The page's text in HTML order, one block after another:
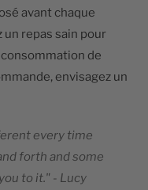
avant chaque
un repas sain pour
de
envisagez un
every time
forth and some
to it." - Lucy